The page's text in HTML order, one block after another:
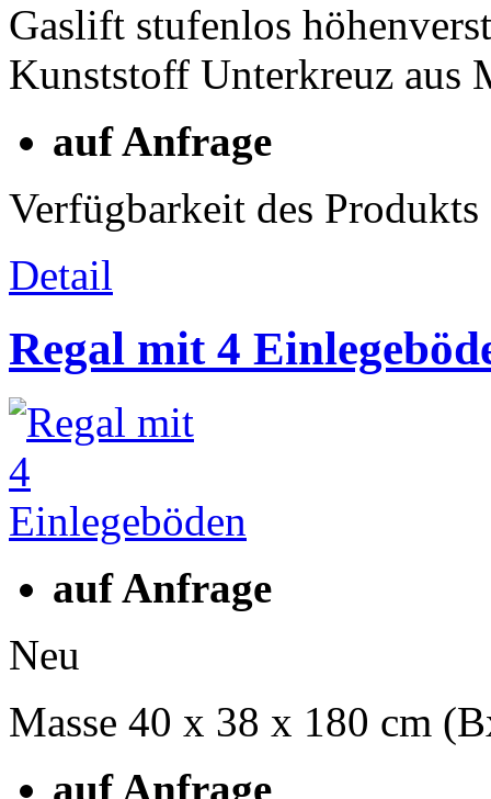
Gaslift stufenlos
Kunststoff Unterkreuz
auf Anfrage
Verfügbarkeit des Produkts
Detail
Regal mit 4
auf Anfrage
Neu
Masse 40 x 38 x 180 cm
auf Anfrage